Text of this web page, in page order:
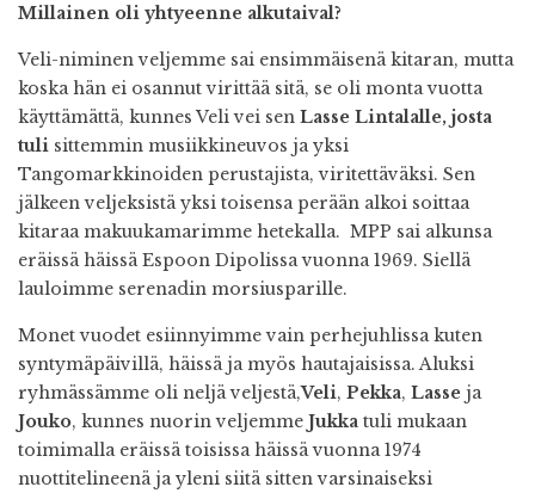
Millainen oli yhtyeenne alkutaival?
Veli-niminen veljemme sai ensimmäisenä kitaran, mutta
koska hän ei osannut virittää sitä, se oli monta vuotta
käyttämättä, kunnes Veli vei sen Lasse Lintalalle, josta
tuli sittemmin musiikkineuvos ja yksi
Tangomarkkinoiden perustajista, viritettäväksi. Sen
jälkeen veljeksistä yksi toisensa perään alkoi soittaa
kitaraa makuukamarimme hetekalla. MPP sai alkunsa
eräissä häissä Espoon Dipolissa vuonna 1969. Siellä
lauloimme serenadin morsiusparille.
Monet vuodet esiinnyimme vain perhejuhlissa kuten
syntymäpäivillä, häissä ja myös hautajaisissa. Aluksi
ryhmässämme oli neljä veljestä,Veli, Pekka, Lasse ja
Jouko, kunnes nuorin veljemme Jukka tuli mukaan
toimimalla eräissä toisissa häissä vuonna 1974
nuottitelineenä ja yleni siitä sitten varsinaiseksi